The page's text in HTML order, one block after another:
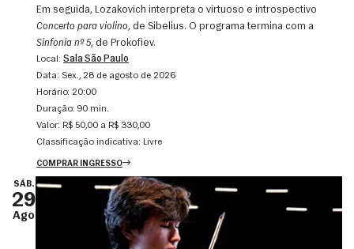
Em seguida, Lozakovich interpreta o virtuoso e introspectivo
Concerto para violino, de Sibelius. O programa termina com a
Sinfonia nº 5, de Prokofiev.
Local: Sala São Paulo
Data:
sex., 28 de agosto de 2026
Horário: 20:00
Duração: 90 min.
Valor: R$ 50,00 a R$ 330,00
Classificação indicativa: Livre
COMPRAR INGRESSO
SÁB.
29
Ago